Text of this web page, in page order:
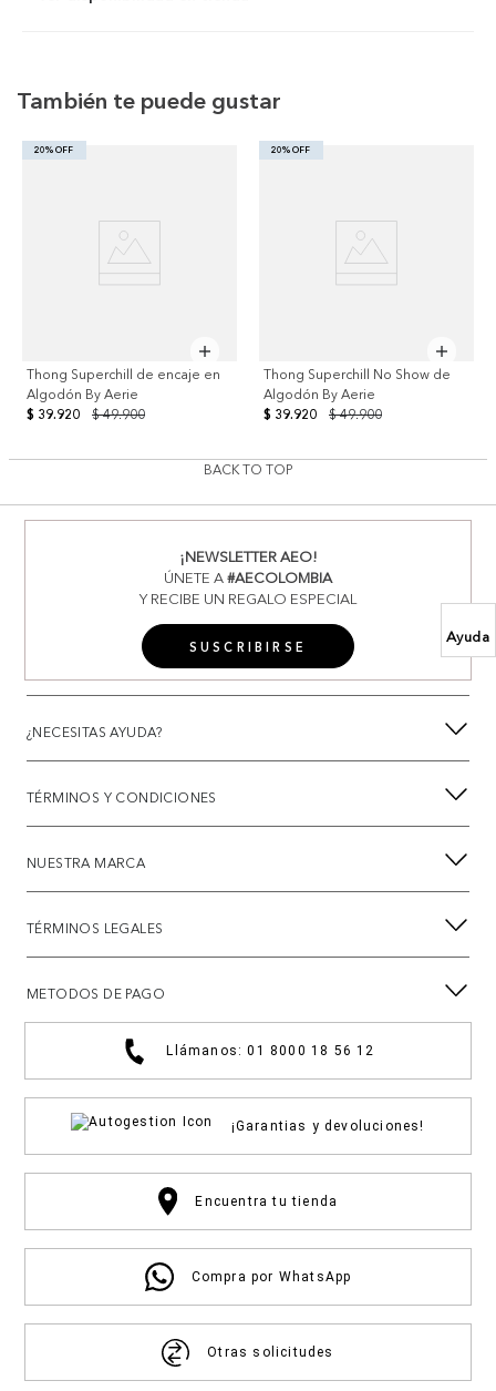
Ayuda
También te puede gustar
20% OFF
Thong Superchill de encaje en
Algodón By Aerie
$ 49.900
$ 39.920
20% OFF
Thong Superchill No Show de
Algodón By Aerie
$ 49.900
$ 39.920
BACK TO TOP
¡NEWSLETTER AEO!
ÚNETE A#AECOLOMBIA
Y RECIBE UN REGALO ESPECIAL
SUSCRIBIRSE
¿NECESITAS AYUDA?
TÉRMINOS Y CONDICIONES
NUESTRA MARCA
TÉRMINOS LEGALES
METODOS DE PAGO
Llámanos: 01 8000 18 56 12
¡Garantias y devoluciones!
Encuentra tu tienda
Compra por WhatsApp
Otras solicitudes